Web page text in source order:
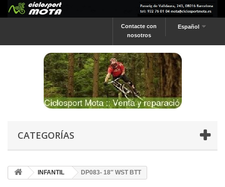
Español
Contacte con
nosotros
CATEGORÍAS
INFANTIL DP083- 18″ WST BTT